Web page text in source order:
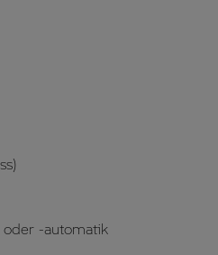
oder -automatik